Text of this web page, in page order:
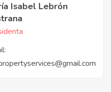
Isabel Lebrón